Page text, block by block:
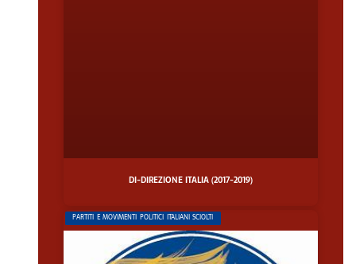
DI-DIREZIONE ITALIA (2017-2019)
PARTITI E MOVIMENTI POLITICI ITALIANI SCIOLTI